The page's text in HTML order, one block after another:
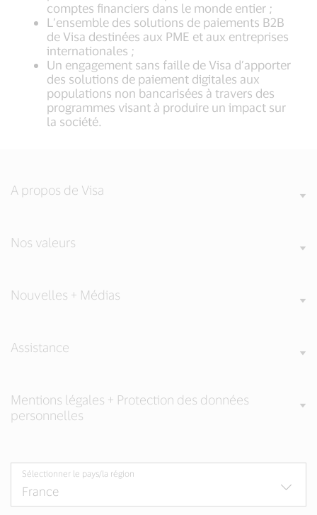
comptes financiers dans le monde entier ;
L’ensemble des solutions de paiements B2B
de Visa destinées aux PME et aux entreprises
internationales ;
Un engagement sans faille de Visa d’apporter
des solutions de paiement digitales aux
populations non bancarisées à travers des
programmes visant à produire un impact sur
la société.
A propos de Visa
Nos valeurs
Nouvelles + Médias
Assistance
Mentions légales + Protection des données
personnelles
Sélectionner le pays/la région